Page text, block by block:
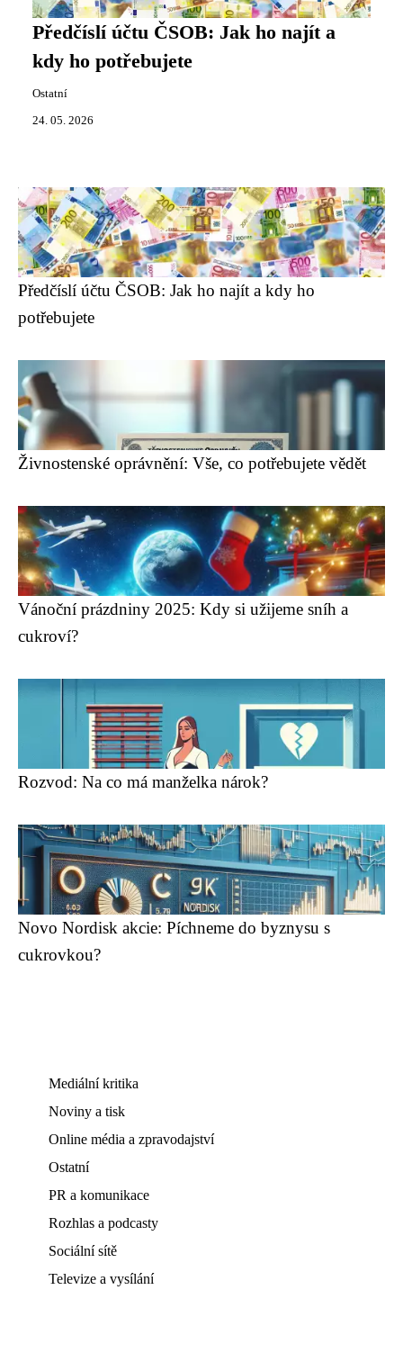
Předčíslí účtu ČSOB: Jak ho najít a
kdy ho potřebujete
Ostatní
24. 05. 2026
Předčíslí účtu ČSOB: Jak ho najít a kdy ho
potřebujete
Živnostenské oprávnění: Vše, co potřebujete vědět
Vánoční prázdniny 2025: Kdy si užijeme sníh a
cukroví?
Rozvod: Na co má manželka nárok?
Novo Nordisk akcie: Píchneme do byznysu s
cukrovkou?
Mediální kritika
Noviny a tisk
Online média a zpravodajství
Ostatní
PR a komunikace
Rozhlas a podcasty
Sociální sítě
Televize a vysílání